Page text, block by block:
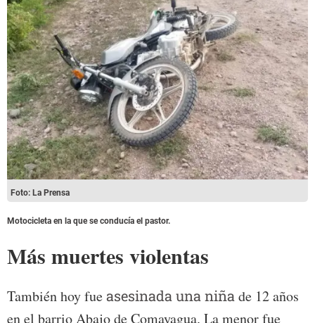
Foto: La Prensa
Motocicleta en la que se conducía el pastor.
Más muertes violentas
También hoy fueasesinada una niña de 12 años
en el barrio Abajo de Comayagua. La menor fue